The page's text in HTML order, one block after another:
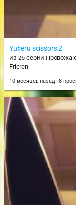
Yuberu scissors 2
из 26 серии
Frieren
10 месяцев назад 8